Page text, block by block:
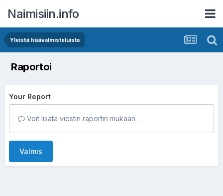
Naimisiin.info
Yleistä häävalmisteluista
Raportoi
Your Report
Voit lisätä viestin raportin mukaan.
Valmis